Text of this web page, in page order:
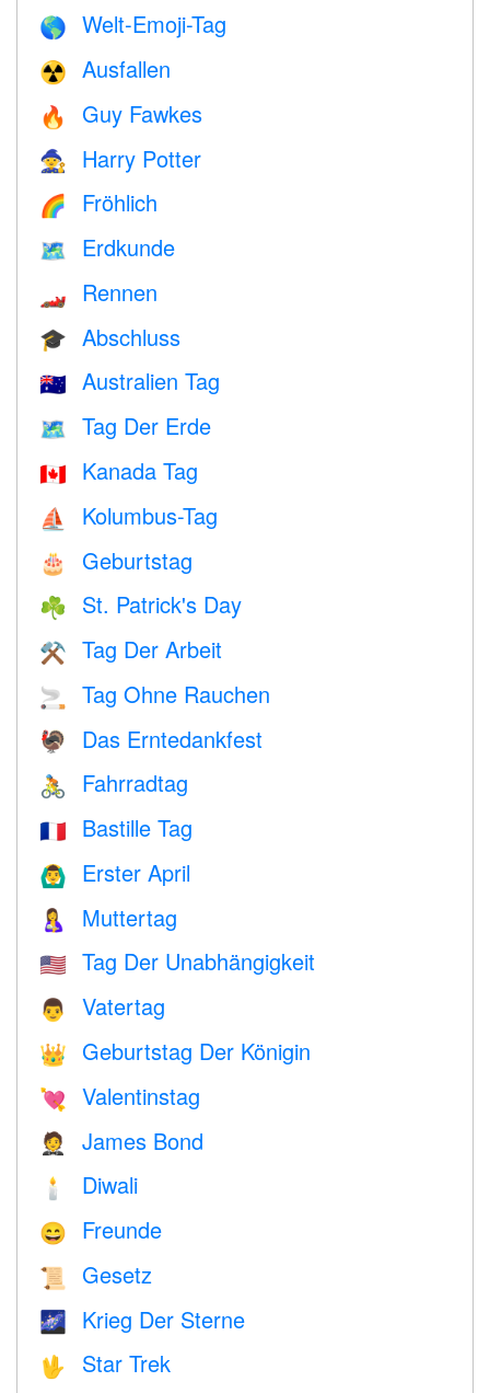
🌎 Welt-Emoji-Tag
☢️ Ausfallen
🔥 Guy Fawkes
🧙 Harry Potter
🌈 Fröhlich
🗺 Erdkunde
🏎 Rennen
🎓 Abschluss
🇦🇺 Australien Tag
🗺️ Tag Der Erde
🇨🇦 Kanada Tag
⛵️ Kolumbus-Tag
🎂 Geburtstag
☘️ St. Patrick's Day
⚒️ Tag Der Arbeit
🚬 Tag Ohne Rauchen
🦃 Das Erntedankfest
🚴 Fahrradtag
🇫🇷 Bastille Tag
🙆‍♂️ Erster April
🤱 Muttertag
🇺🇸 Tag Der Unabhängigkeit
👨 Vatertag
👑 Geburtstag Der Königin
💘 Valentinstag
🤵 James Bond
🕯 Diwali
😄 Freunde
📜 Gesetz
🌌 Krieg Der Sterne
🖖
Star Trek